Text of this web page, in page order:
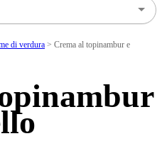
di verdura > Crema al topinambur e